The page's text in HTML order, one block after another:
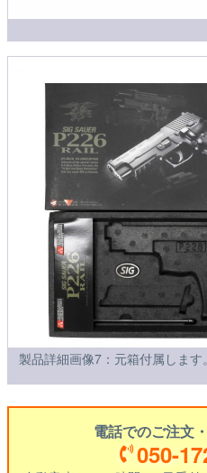
製品詳細画像7：元箱付属しま
電話でのご注文
050-